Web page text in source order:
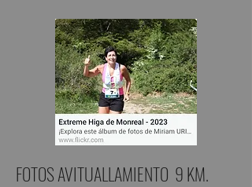
FOTOS AVITUALLAMIENTO 9 KM.